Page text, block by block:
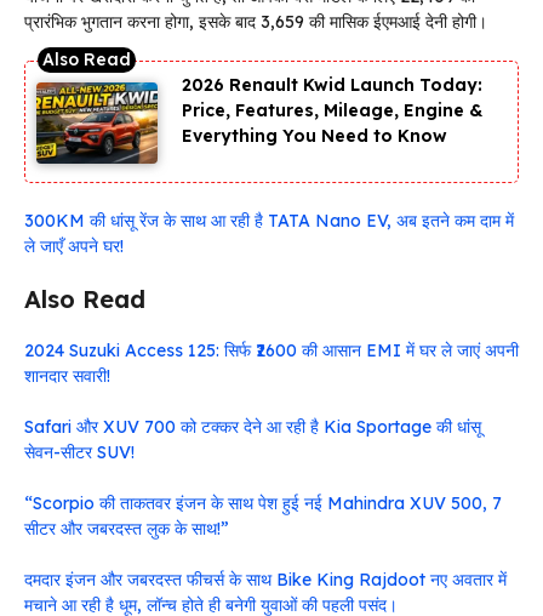
प्रारंभिक भुगतान करना होगा, इसके बाद ₹3,659 की मासिक ईएमआई देनी होगी।
2026 Renault Kwid Launch Today:
Price, Features, Mileage, Engine &
Everything You Need to Know
300KM की धांसू रेंज के साथ आ रही है TATA Nano EV, अब इतने कम दाम में
ले जाएँ अपने घर!
Also Read
2024 Suzuki Access 125: सिर्फ ₹2600 की आसान EMI में घर ले जाएं अपनी
शानदार सवारी!
Safari और XUV 700 को टक्कर देने आ रही है Kia Sportage की धांसू
सेवन-सीटर SUV!
“Scorpio की ताकतवर इंजन के साथ पेश हुई नई Mahindra XUV 500, 7
सीटर और जबरदस्त लुक के साथ!”
दमदार इंजन और जबरदस्त फीचर्स के साथ Bike King Rajdoot नए अवतार में
मचाने आ रही है धूम, लॉन्च होते ही बनेगी युवाओं की पहली पसंद।